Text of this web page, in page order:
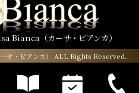
Bianca（カーサ・ビアンカ）
・ビアンカ） ALL Rights Reserved.